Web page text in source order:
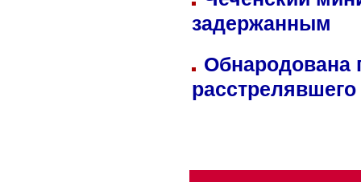
задержанным
Обнародована